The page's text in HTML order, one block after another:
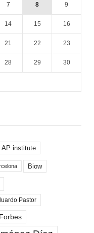
7 8 9
14 15 16
21 22 23
28 29 30
AP institute
Biow
Pastor
Forbes